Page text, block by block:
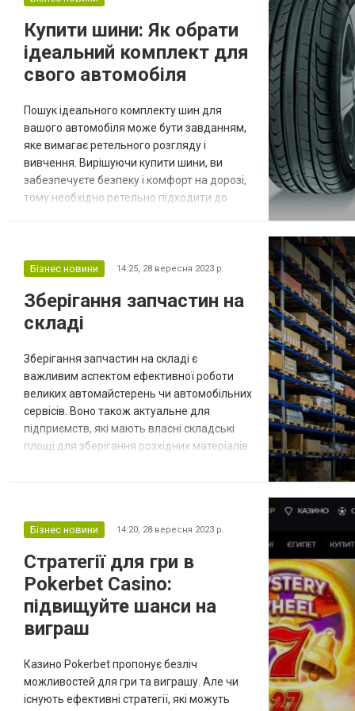
бутылку 2 литра, хоть uzspace frosted 1000
- в з...
Купити шини: Як обрати
ідеальний комплект для
свого автомобіля
Пошук ідеального комплекту шин для
вашого автомобіля може бути завданням,
яке вимагає ретельного розгляду і
вивчення. Вирішуючи купити шини, ви
забезпечуєте безпеку і комфорт на дорозі,
тому необхідно ретельно підходити до
угоди на них. Купити шини: Перший крок до
кроку - вибору правильних шин для вашо...
Бізнес новини 14:25, 28 вересня 2023 р.
Зберігання запчастин на
складі
Зберігання запчастин на складі є
важливим аспектом ефективної роботи
великих автомайстерень чи автомобільних
сервісів. Воно також актуальне для
підприємств, які мають власні складські
площі для зберігання розхідних матеріалів.
найпопулярніше рішення для запчастин.
можуть бути...
Бізнес новини 14:20, 28 вересня 2023 р.
Стратегії для гри в
Pokerbet Casino:
підвищуйте шанси на
виграш
Казино Pokerbet пропонує безліч
можливостей для гри та виграшу. Але чи
існують ефективні стратегії, які можуть